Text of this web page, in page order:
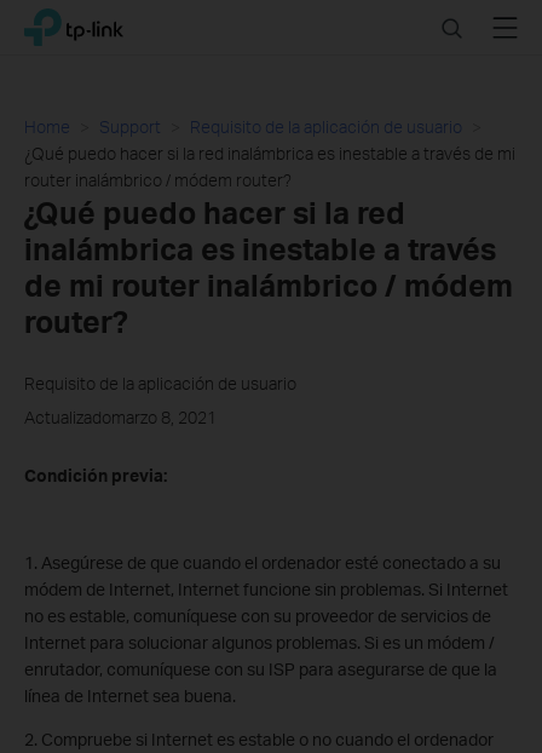
Click
navigation
TP-Link, Reliably Smart SearchMenu
Home Support
Requisito de la aplicación de usuario
¿Qué puedo hacer si la red inalámbrica es inestable a través de mi
router inalámbrico / módem router?
¿Qué puedo hacer si la red
inalámbrica es inestable a través
de mi router inalámbrico / módem
router?
Requisito de la aplicación de usuario
Actualizadomarzo 8, 2021
Condición previa:
1. Asegúrese de que cuando el ordenador esté conectado a su
módem de Internet, Internet funcione sin problemas. Si Internet
no es estable, comuníquese con su proveedor de servicios de
Internet para solucionar algunos problemas. Si es un módem /
enrutador, comuníquese con su ISP para asegurarse de que la
línea de Internet sea buena.
2. Compruebe si Internet es estable o no cuando el ordenador